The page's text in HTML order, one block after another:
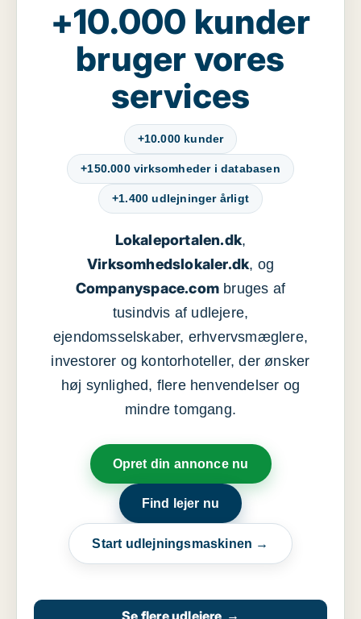
+10.000 kunder
bruger vores
services
+10.000 kunder
+150.000 virksomheder i databasen
+1.400 udlejninger årligt
Lokaleportalen.dk,
Virksomhedslokaler.dk, og
Companyspace.com bruges af
tusindvis af udlejere,
ejendomsselskaber, erhvervsmæglere,
investorer og kontorhoteller, der ønsker
høj synlighed, flere henvendelser og
mindre tomgang.
Opret din annonce nu
Find lejer nu
Start udlejningsmaskinen →
→